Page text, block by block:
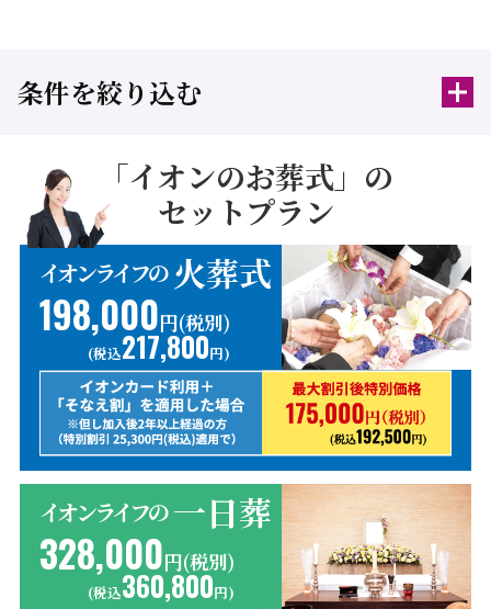
条件を絞り込む
「イオンのお葬式」の
セットプラン
イオンライフの 火葬式
198,000円(税別)
(税込217,800円)
イオンライフの 一日葬
328,000円(税別)
(税込360,800円)